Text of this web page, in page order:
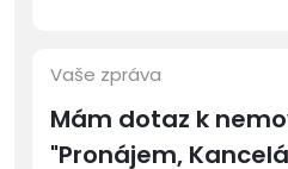
Vaše zpráva